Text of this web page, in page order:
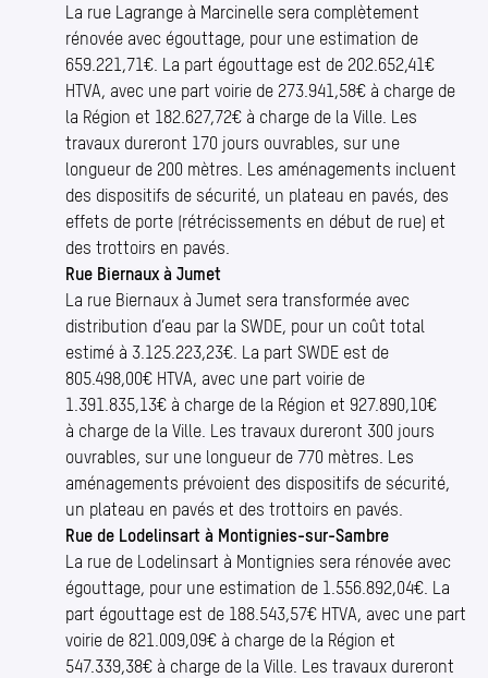
La rue Lagrange à Marcinelle sera complètement
rénovée avec égouttage, pour une estimation de
659.221,71€. La part égouttage est de 202.652,41€
HTVA, avec une part voirie de 273.941,58€ à charge de
la Région et 182.627,72€ à charge de la Ville. Les
travaux dureront 170 jours ouvrables, sur une
longueur de 200 mètres. Les aménagements incluent
des dispositifs de sécurité, un plateau en pavés, des
effets de porte (rétrécissements en début de rue) et
des trottoirs en pavés.
Rue Biernaux à Jumet
La rue Biernaux à Jumet sera transformée avec
distribution d’eau par la SWDE, pour un coût total
estimé à 3.125.223,23€. La part SWDE est de
805.498,00€ HTVA, avec une part voirie de
1.391.835,13€ à charge de la Région et 927.890,10€
à charge de la Ville. Les travaux dureront 300 jours
ouvrables, sur une longueur de 770 mètres. Les
aménagements prévoient des dispositifs de sécurité,
un plateau en pavés et des trottoirs en pavés.
Rue de Lodelinsart à Montignies-sur-Sambre
La rue de Lodelinsart à Montignies sera rénovée avec
égouttage, pour une estimation de 1.556.892,04€. La
part égouttage est de 188.543,57€ HTVA, avec une part
voirie de 821.009,09€ à charge de la Région et
547.339,38€ à charge de la Ville. Les travaux dureront